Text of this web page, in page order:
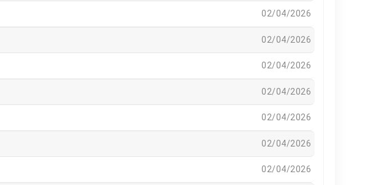
02/04/2026
02/04/2026
02/04/2026
02/04/2026
02/04/2026
02/04/2026
02/04/2026